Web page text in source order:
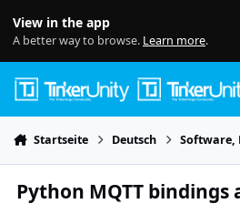
View in the app
A better way to browse. Learn more.
Startseite Deutsch Software,
Python MQTT bindings